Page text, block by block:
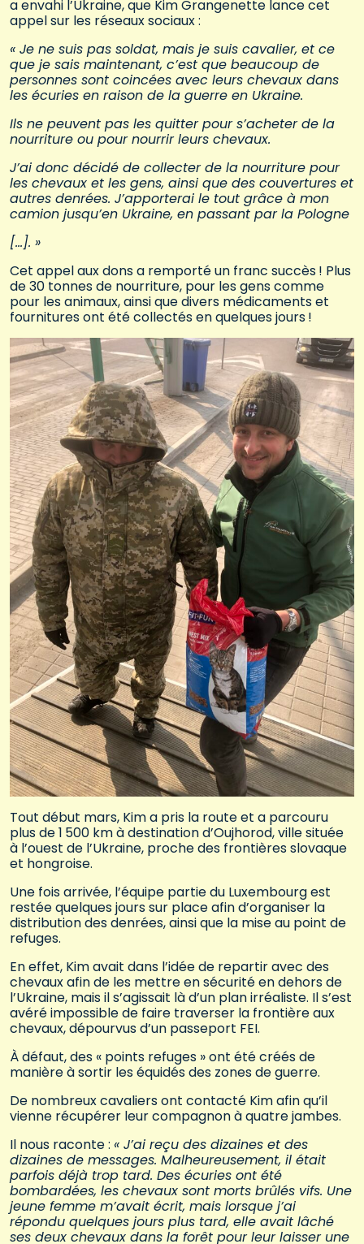
a envahi l’Ukraine, que Kim Grangenette lance cet
appel sur les réseaux sociaux :
« Je ne suis pas soldat, mais je suis cavalier, et ce
que je sais maintenant, c’est que beaucoup de
personnes sont coincées avec leurs chevaux dans
les écuries en raison de la guerre en Ukraine.
Ils ne peuvent pas les quitter pour s’acheter de la
nourriture ou pour nourrir leurs chevaux.
J’ai donc décidé de collecter de la nourriture pour
les chevaux et les gens, ainsi que des couvertures et
autres denrées. J’apporterai le tout grâce à mon
camion jusqu’en Ukraine, en passant par la Pologne
[…]. »
Cet appel aux dons a remporté un franc succès ! Plus
de 30 tonnes de nourriture, pour les gens comme
pour les animaux, ainsi que divers médicaments et
fournitures ont été collectés en quelques jours !
Tout début mars, Kim a pris la route et a parcouru
plus de 1 500 km à destination d’Oujhorod, ville située
à l’ouest de l’Ukraine, proche des frontières slovaque
et hongroise.
Une fois arrivée, l’équipe partie du Luxembourg est
restée quelques jours sur place afin d’organiser la
distribution des denrées, ainsi que la mise au point de
refuges.
En effet, Kim avait dans l’idée de repartir avec des
chevaux afin de les mettre en sécurité en dehors de
l’Ukraine, mais il s’agissait là d’un plan irréaliste. Il s’est
avéré impossible de faire traverser la frontière aux
chevaux, dépourvus d’un passeport FEI.
À défaut, des « points refuges » ont été créés de
manière à sortir les équidés des zones de guerre.
De nombreux cavaliers ont contacté Kim afin qu’il
vienne récupérer leur compagnon à quatre jambes.
Il nous raconte : « J’ai reçu des dizaines et des
dizaines de messages. Malheureusement, il était
parfois déjà trop tard. Des écuries ont été
bombardées, les chevaux sont morts brûlés vifs. Une
jeune femme m’avait écrit, mais lorsque j’ai
répondu quelques jours plus tard, elle avait lâché
ses deux chevaux dans la forêt pour leur laisser une